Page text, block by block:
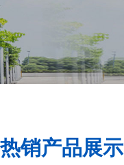
热销产品展示